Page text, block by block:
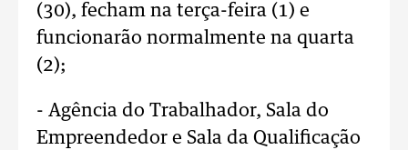
(30), fecham na terça-feira (1) e
funcionarão normalmente na quarta
(2);
- Agência do Trabalhador, Sala do
Empreendedor e Sala da Qualificação